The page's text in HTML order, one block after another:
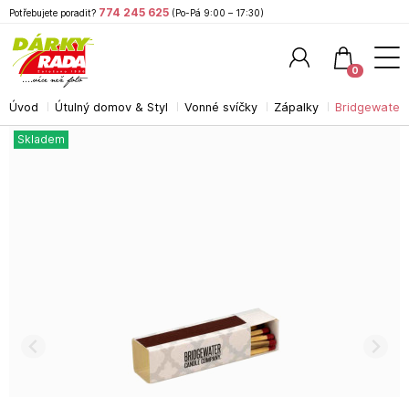
Úvod Útulný domov & Styl Vonné svíčky Zápalky Bridgewater
Skladem
Potřebujete poradit? 774 245 625 (Po-Pá 9:00 – 17:30)
0
Hledat